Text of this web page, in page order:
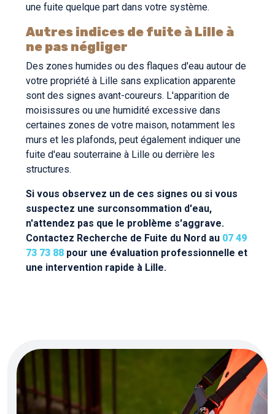
une fuite quelque part dans votre système.
Autres indices de fuite à Lille à
ne pas négliger
Des zones humides ou des flaques d'eau autour de
votre propriété à Lille sans explication apparente
sont des signes avant-coureurs. L'apparition de
moisissures ou une humidité excessive dans
certaines zones de votre maison, notamment les
murs et les plafonds, peut également indiquer une
fuite d'eau souterraine à Lille ou derrière les
structures.
Si vous observez un de ces signes ou si vous
suspectez une surconsommation d'eau,
n'attendez pas que le problème s'aggrave.
Contactez Recherche de Fuite du Nord au 07 49
73 73 88 pour une évaluation professionnelle et
une intervention rapide à Lille.